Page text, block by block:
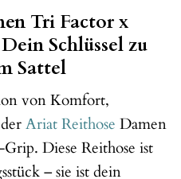
Tri Factor x
Schlüssel zu
Sattel
von Komfort,
AriatReithose Damen
Diese Reithose ist
– sie ist dein